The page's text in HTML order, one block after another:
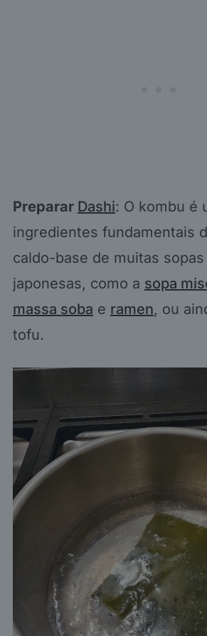
Preparar Dashi: O kombu é
ingredientes fundamentais
caldo-base de muitas
japonesas, como a sopa
massa soba e ramen, ou
tofu.